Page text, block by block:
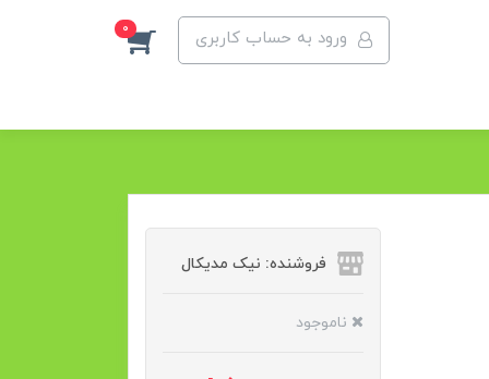
ورود به حساب کاربری 0
فروشنده: نیک مدیکال
ناموجود